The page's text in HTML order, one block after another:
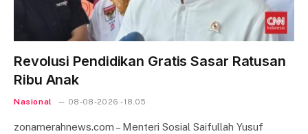
Revolusi Pendidikan Gratis Sasar Ratusan
Ribu Anak
Nasional 08-08-2026 - 18.05
zonamerahnews.com – Menteri Sosial Saifullah Yusuf